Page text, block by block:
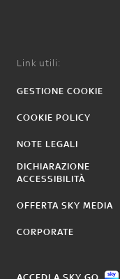
Link utili:
GESTIONE COOKIE
COOKIE POLICY
NOTE LEGALI
DICHIARAZIONE
ACCESSIBILITÀ
OFFERTA SKY MEDIA
CORPORATE